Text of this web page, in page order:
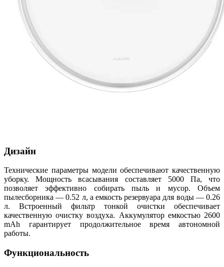
Дизайн
Технические параметры модели обеспечивают качественную
уборку. Мощность всасывания составляет 5000 Па, что
позволяет эффективно собирать пыль и мусор. Объем
пылесборника — 0.52 л, а емкость резервуара для воды — 0.26
л. Встроенный фильтр тонкой очистки обеспечивает
качественную очистку воздуха. Аккумулятор емкостью 2600
mAh гарантирует продолжительное время автономной
работы.
Функциональность